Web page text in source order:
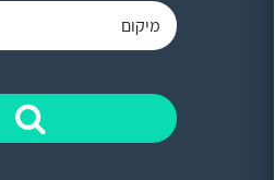
מיקום